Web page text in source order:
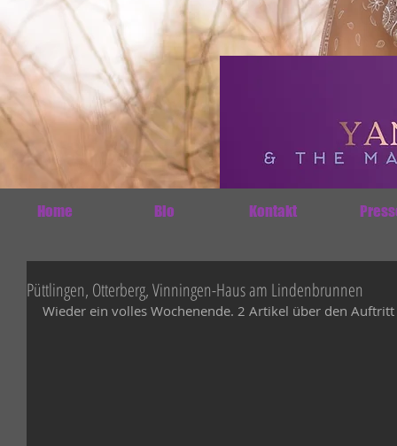
Home Bio Kontakt
Püttlingen, Otterberg, Vinningen-Haus am Lindenbrunnen
Wieder ein volles Wochenende. 2 Artikel über den